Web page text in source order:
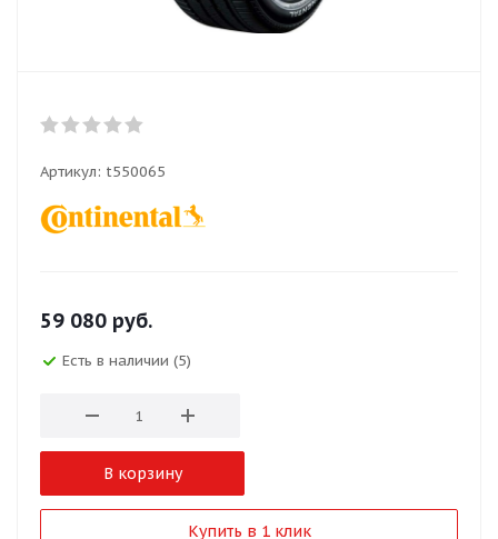
Артикул: t550065
59 080 руб.
Есть в наличии (5)
В корзину
Купить в 1 клик